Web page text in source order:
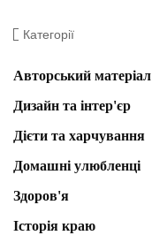
Категорії
Авторський матеріал
Дизайн та інтер'єр
Дієти та харчування
Домашні улюбленці
Здоров'я
Історія краю